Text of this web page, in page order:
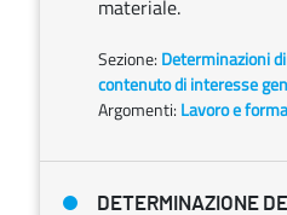
materiale.
Sezione: Determinazioni
contenuto di interesse
Argomenti: Lavoro e
DETERMINAZIONE